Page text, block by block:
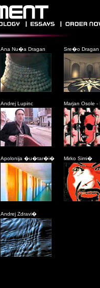
Ana Nu�a Dragan Sre�o Dragan
Andrej Lupinc Marjan Osole -
Apolonija �u�tar�i� Mirko Simi�
Andrej Zdravi�